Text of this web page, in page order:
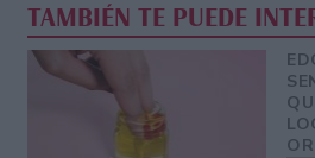
TAMBIÉN TE PUEDE